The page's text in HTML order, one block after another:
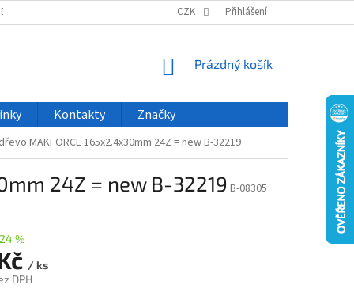
VELKOOBCHOD ČASTO KLADENÉ DOTAZY
CZK Přihlášení
NÁKUPNÍ
Prázdný košík
Kontakty Značky
MAKFORCE 165x2.4x30mm 24Z = new B-32219
24Z = new B-32219 B-08305
%
/ ks
DPH